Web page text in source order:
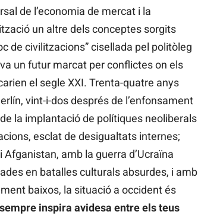
de l’economia de mercat i la
un altre dels conceptes sorgits
de civilitzacions” cisellada pel politòleg
un futur marcat per conflictes on els
el segle XXI. Trenta-quatre anys
vint-i-dos després de l’enfonsament
la implantació de polítiques neoliberals
esclat de desigualtats internes;
amb la guerra d’Ucraïna
en batalles culturals absurdes, i amb
baixos, la situació a occident és
inspira avidesa entre els teus